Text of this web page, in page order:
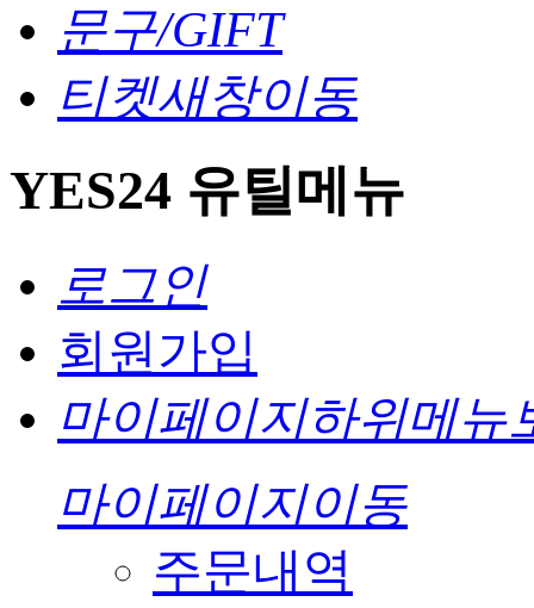
문구/GIFT
티켓새창이동
YES24 유틸메뉴
로그인
회원가입
마이페이지하위메뉴
마이페이지이동
주문내역